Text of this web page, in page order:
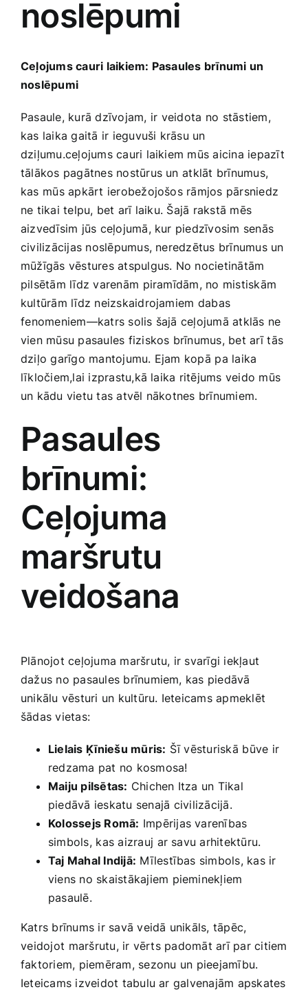
Medicīnas preces
Pakalpojumi
Pārtikas preces
Preces birojam
Preces pieaugušajiem
Rotaļlietas, bērnu preces
Smaržas, kosmētika
Sports, tūrisms un atpūta
noslēpumi
Ceļojums cauri laikiem: Pasaules brīnumi⁣ un
noslēpumi
Pasaule, kurā dzīvojam, ir⁤ veidota no ⁣stāstiem,
kas laika gaitā ir ieguvuši‍ krāsu un‌
dziļumu.ceļojums ‍cauri‌ laikiem mūs‌ aicina iepazīt
tālākos pagātnes nostūrus un ⁢atklāt brīnumus,
kas⁤ mūs apkārt ierobežojošos‍ rāmjos pārsniedz
ne tikai telpu, bet arī laiku. Šajā rakstā mēs
aizvedīsim‍ jūs ceļojumā, kur piedzīvosim senās
civilizācijas ‌noslēpumus, neredzētus brīnumus un
mūžīgās vēstures atspulgus. No ‍nocietinātām⁤
pilsētām līdz​ varenām ⁣piramīdām,‌ no mistiskām
kultūrām līdz​ neizskaidrojamiem⁣ dabas
⁣fenomeniem—katrs solis šajā ceļojumā atklās ne⁣
vien mūsu pasaules fiziskos brīnumus, bet arī ⁤tās‍
dziļo garīgo mantojumu. Ejam kopā⁣ pa laika
līkločiem,lai izprastu,kā laika ritējums veido mūs
un kādu vietu tas atvēl‍ nākotnes brīnumiem.
Pasaules
brīnumi:
Ceļojuma‍
maršrutu
veidošana
Plānojot ceļojuma maršrutu, ​ir svarīgi iekļaut
dažus no pasaules brīnumiem, kas piedāvā
unikālu vēsturi un kultūru. Ieteicams apmeklēt
šādas vietas:
Lielais⁢ Ķīniešu mūris: Šī vēsturiskā⁤ būve ir
redzama pat no kosmosa!
Maiju pilsētas: Chichen Itza un‍ Tikal
piedāvā ieskatu ​senajā⁣ civilizācijā.
Kolossejs Romā: Impērijas varenības‍
simbols,⁣ kas aizrauj⁤ ar savu arhitektūru.
Taj Mahal Indijā: Mīlestības simbols,‍ kas ‍ir
viens no skaistākajiem pieminekļiem
pasaulē.
Katrs brīnums ir savā veidā unikāls, tāpēc,
⁣veidojot ⁣maršrutu, ir vērts padomāt‍ arī par citiem
faktoriem, piemēram, ‌sezonu​ un ⁤pieejamību.
Ieteicams izveidot tabulu ar galvenajām apskates